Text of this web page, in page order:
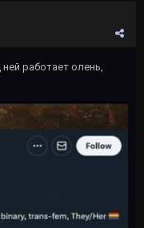
работает олень,